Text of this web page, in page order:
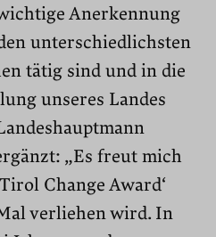
Anerkennung
unterschiedlichsten
tätig sind und in die
unseres Landes
„Es freut mich
Change Award‘
verliehen wird. In